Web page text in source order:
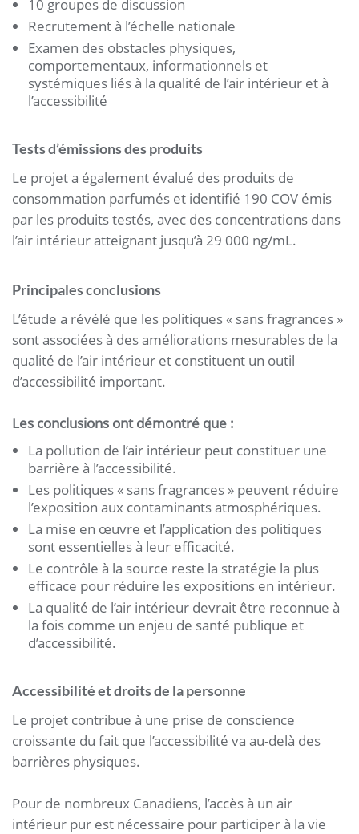
10 groupes de discussion
Recrutement à l’échelle nationale
Examen des obstacles physiques,
comportementaux, informationnels et
systémiques liés à la qualité de l’air intérieur et à
l’accessibilité
Tests d’émissions des produits
Le projet a également évalué des produits de
consommation parfumés et identifié 190 COV émis
par les produits testés, avec des concentrations dans
l’air intérieur atteignant jusqu’à 29 000 ng/mL.
Principales conclusions
L’étude a révélé que les politiques « sans fragrances »
sont associées à des améliorations mesurables de la
qualité de l’air intérieur et constituent un outil
d’accessibilité important.
Les conclusions ont démontré que :
La pollution de l’air intérieur peut constituer une
barrière à l’accessibilité.
Les politiques « sans fragrances » peuvent réduire
l’exposition aux contaminants atmosphériques.
La mise en œuvre et l’application des politiques
sont essentielles à leur efficacité.
Le contrôle à la source reste la stratégie la plus
efficace pour réduire les expositions en intérieur.
La qualité de l’air intérieur devrait être reconnue à
la fois comme un enjeu de santé publique et
d’accessibilité.
Accessibilité et droits de la personne
Le projet contribue à une prise de conscience
croissante du fait que l’accessibilité va au-delà des
barrières physiques.
Pour de nombreux Canadiens, l’accès à un air
intérieur pur est nécessaire pour participer à la vie